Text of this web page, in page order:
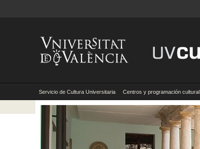
Servicio de Cultura Universitaria Centros y programación cultural